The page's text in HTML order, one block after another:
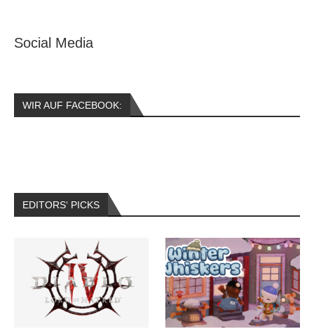
Social Media
WIR AUF FACEBOOK:
EDITORS‘ PICKS